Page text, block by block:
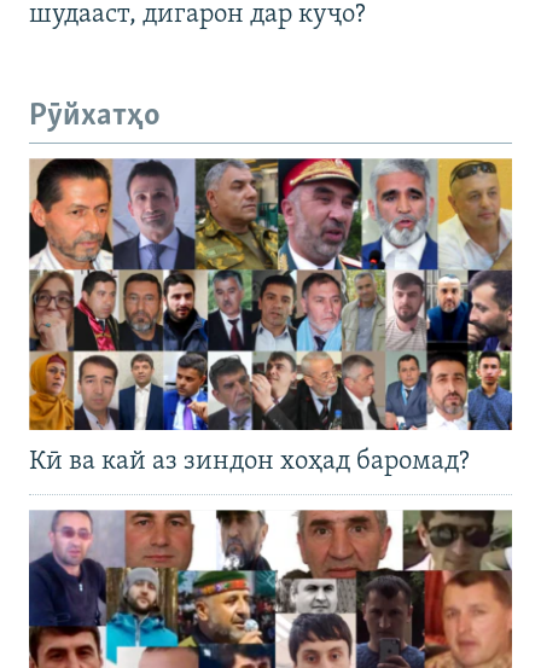
шудааст, дигарон дар куҷо?
Рӯйхатҳо
Кӣ ва кай аз зиндон хоҳад баромад?